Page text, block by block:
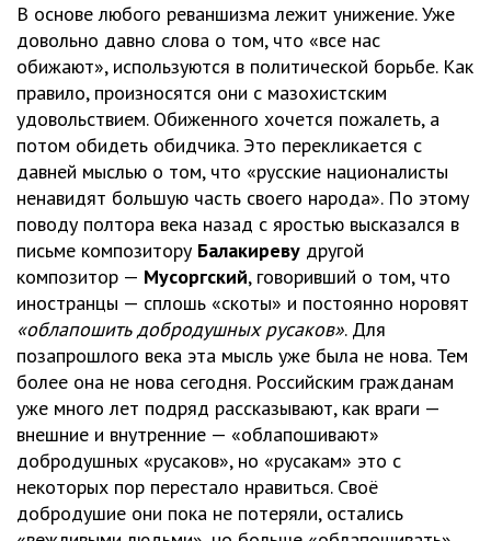
В основе любого реваншизма лежит унижение. Уже
довольно давно слова о том, что «все нас
обижают», используются в политической борьбе. Как
правило, произносятся они с мазохистским
удовольствием. Обиженного хочется пожалеть, а
потом обидеть обидчика. Это перекликается с
давней мыслью о том, что «русские националисты
ненавидят большую часть своего народа». По этому
поводу полтора века назад с яростью высказался в
письме композитору Балакиреву другой
композитор — Мусоргский, говоривший о том, что
иностранцы — сплошь «скоты» и постоянно норовят
«облапошить добродушных русаков». Для
позапрошлого века эта мысль уже была не нова. Тем
более она не нова сегодня. Российским гражданам
уже много лет подряд рассказывают, как враги —
внешние и внутренние — «облапошивают»
добродушных «русаков», но «русакам» это с
некоторых пор перестало нравиться. Своё
добродушие они пока не потеряли, остались